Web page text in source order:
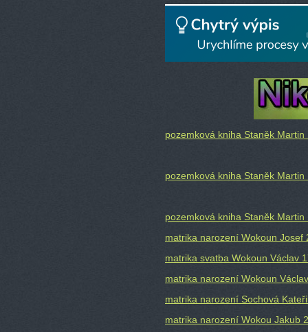
pozemková kniha Staněk Martin
pozemková kniha Staněk Martin
pozemková kniha Staněk Martin
matrika narození Wokoun Josef
matrika svatba Wokoun Václav
matrika narození Wokoun
matrika narození Sochová
matrika narození Wokou Jakub